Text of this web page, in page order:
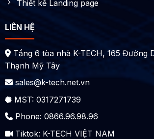
Thiết kế Landing page
LIÊN HỆ
Tầng 6 tòa nhà K-TECH, 165 Đường
Thạnh Mỹ Tây
sales@k-tech.net.vn
MST: 0317271739
Phone: 0866.96.98.96
Tiktok: K-TECH VIỆT NAM